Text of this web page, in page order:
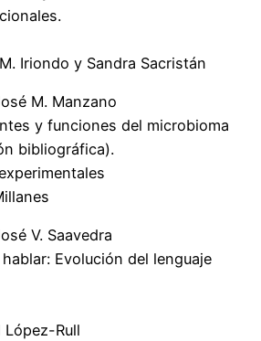
Iriondo y Sandra Sacristán
M. Manzano
y funciones del microbioma
bibliográfica).
V. Saavedra
Evolución del lenguaje
López-Rull